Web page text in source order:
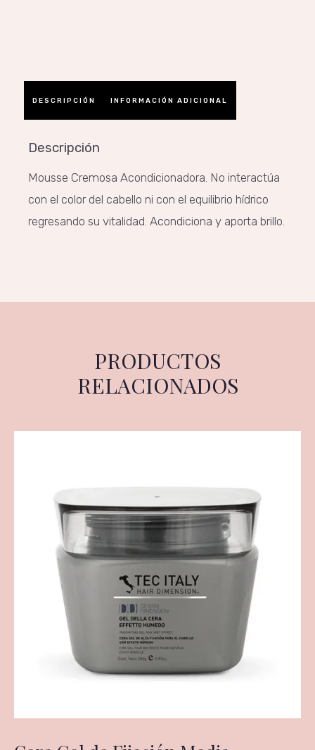
DESCRIPCIÓN INFORMACIÓN ADICIONAL
Descripción
Mousse Cremosa Acondicionadora. No interactúa
con el color del cabello ni con el equilibrio hídrico
regresando su vitalidad. Acondiciona y aporta brillo.
PRODUCTOS
RELACIONADOS